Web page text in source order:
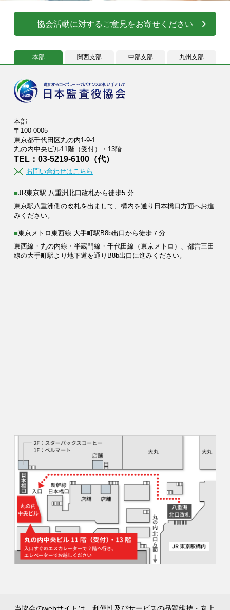
協会活動に対するご意見をお寄せください
本部 関西支部 中部支部 九州支部
本部
〒100-0005
東京都千代田区丸の内1-9-1
丸の内中央ビル11階（受付）・13階
TEL：03-5219-6100（代）
お問い合わせはこちら
■JR東京駅 八重洲北口改札から徒歩5 分
東京駅八重洲側の改札を出まして、構内を通り日本橋口方面へお進
みください。
■東京メトロ東西線 大手町駅B8b出口から徒歩７分
東西線・丸の内線・半蔵門線・千代田線（東京メトロ）、都営三田
線の大手町駅より地下道を通りB8b出口に進みください。